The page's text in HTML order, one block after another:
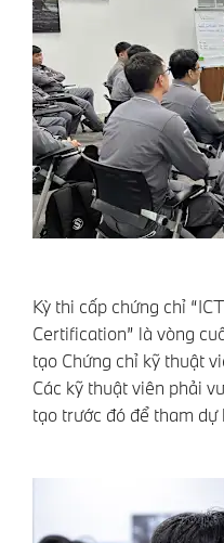
Kỳ thi cấp chứng chỉ
Certification” là vòng
tạo Chứng chỉ kỹ thuật
Các kỹ thuật viên phải
tạo trước đó để tham dự